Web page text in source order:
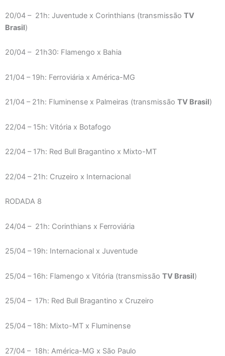
20/04 – 21h: Juventude x Corinthians (transmissão TV
Brasil)
20/04 – 21h30: Flamengo x Bahia
21/04 – 19h: Ferroviária x América-MG
21/04 – 21h: Fluminense x Palmeiras (transmissão TV Brasil)
22/04 – 15h: Vitória x Botafogo
22/04 – 17h: Red Bull Bragantino x Mixto-MT
22/04 – 21h: Cruzeiro x Internacional
RODADA 8
24/04 – 21h: Corinthians x Ferroviária
25/04 – 19h: Internacional x Juventude
25/04 – 16h: Flamengo x Vitória (transmissão TV Brasil)
25/04 – 17h: Red Bull Bragantino x Cruzeiro
25/04 – 18h: Mixto-MT x Fluminense
27/04 – 18h: América-MG x São Paulo